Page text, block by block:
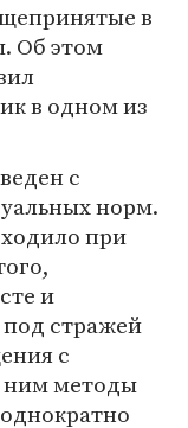
в
Об этом
в одном из
с
норм.
при
и
стражей
с
методы